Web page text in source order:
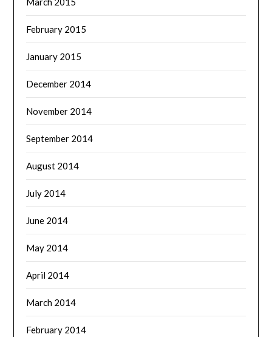
February 2015
January 2015
December 2014
November 2014
September 2014
August 2014
July 2014
June 2014
May 2014
April 2014
March 2014
February 2014